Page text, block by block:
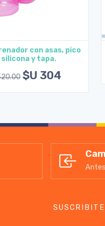
al carrito
con asas, pico
silicona y tapa.
$U 304
SUSCRIBITE